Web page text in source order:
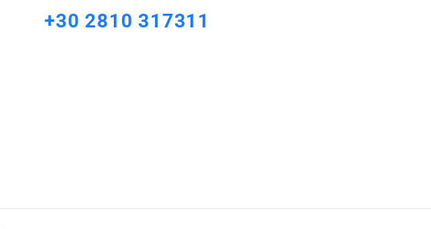
+30 2810 317311